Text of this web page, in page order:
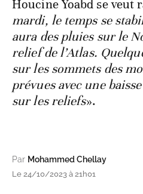
Houcine Yoabd se veut
mardi, le temps se
aura des pluies sur le
relief de l’Atlas.
sur les sommets des
prévues avec une
sur les reliefs».
Par Mohammed Chellay
Le 24/10/2023 à 21h01